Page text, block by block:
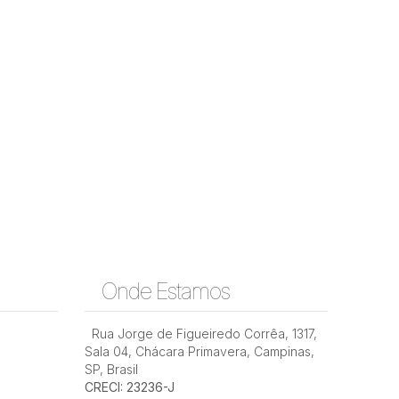
Onde Estamos
Rua Jorge de Figueiredo Corrêa, 1317,
Sala 04, Chácara Primavera, Campinas,
SP, Brasil
CRECI: 23236-J